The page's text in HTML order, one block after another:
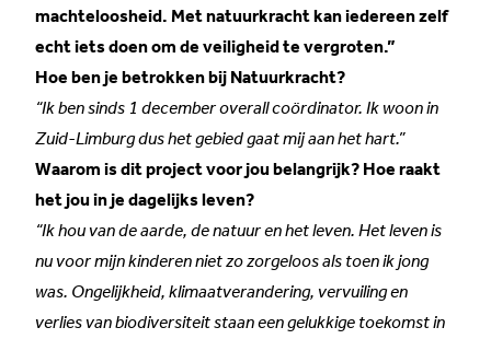
machteloosheid. Met natuurkracht kan iedereen zelf
echt iets doen om de veiligheid te vergroten.”
Hoe ben je betrokken bij Natuurkracht?
“Ik ben sinds 1 december overall coördinator. Ik woon in
Zuid-Limburg dus het gebied gaat mij aan het hart.”
Waarom is dit project voor jou belangrijk? Hoe raakt
het jou in je dagelijks leven?
“Ik hou van de aarde, de natuur en het leven. Het leven is
nu voor mijn kinderen niet zo zorgeloos als toen ik jong
was. Ongelijkheid, klimaatverandering, vervuiling en
verlies van biodiversiteit staan een gelukkige toekomst in